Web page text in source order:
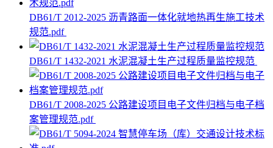
DB61/T 2012-2025 沥青路面一体化就地热再生施工技术
规范.pdf
DB61/T 1432-2021 水泥混凝土生产过程质量监控规范
DB61/T 2008-2025 公路建设项目电子文件归档与电子档
案管理规范.pdf